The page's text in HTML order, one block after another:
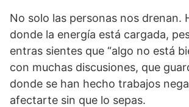
No solo las personas nos drenan.
donde la energía está cargada,
entras sientes que “algo no está
con muchas discusiones, que
donde se han hecho trabajos
afectarte sin que lo sepas.